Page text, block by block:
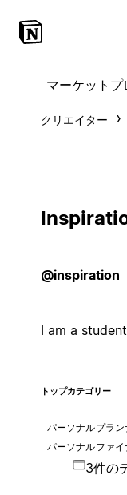
マーケットプ
クリエイター
@inspiration
I am a student
トップカテゴリー
パーソナルプラン
パーソナルファイ
3件の